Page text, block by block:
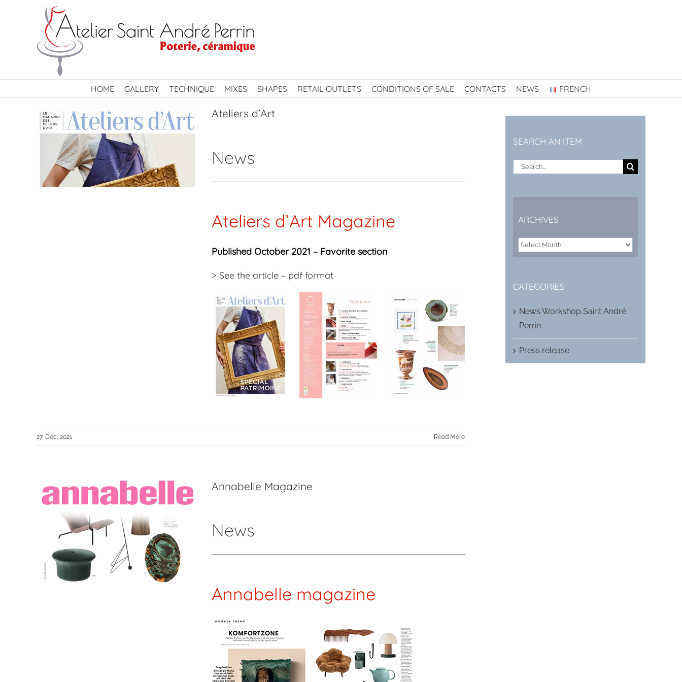
HOME GALLERY TECHNIQUE MIXES SHAPES RETAIL OUTLETS CONDITIONS OF SALE CONTACTS NEWS FRENCH
Ateliers d’Art
News
Ateliers d’Art Magazine
Published October 2021 – Favorite section
> See the article – pdf format
27, Dec, 2021 Read More
Annabelle Magazine
News
Annabelle magazine
SEARCH AN ITEM
Search
ARCHIVES
ARCHIVES
CATEGORIES
News Workshop Saint André
Perrin
Press release